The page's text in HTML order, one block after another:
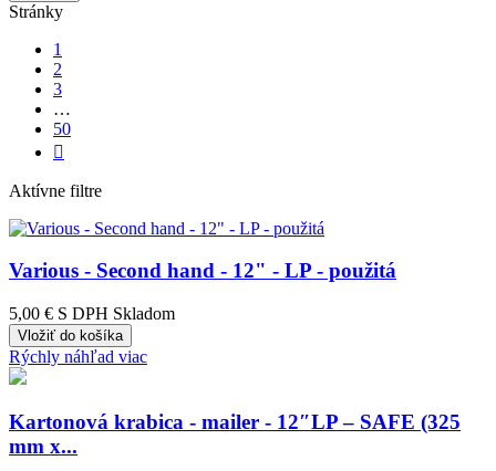
Stránky
1
2
3
…
50

Aktívne filtre
Various - Second hand - 12" - LP - použitá
5,00 € S DPH Skladom
Vložiť do košíka
Rýchly náhľad viac
Kartonová krabica - mailer - 12″LP – SAFE (325
mm x...